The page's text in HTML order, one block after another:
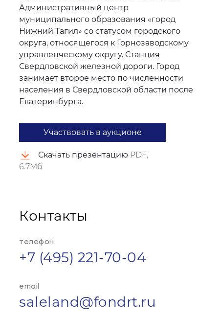
Административный центр
муниципального образования «город
Нижний Тагил» со статусом городского
округа, относящегося к Горнозаводскому
управленческому округу. Станция
Свердловской железной дороги. Город
занимает второе место по численности
населения в Свердловской области после
Екатеринбурга.
Участвовать в аукционе
Скачать презентацию PDF,
6.7Мб
Контакты
телефон
+7 (495) 221-70-04
email
saleland@fondrt.ru